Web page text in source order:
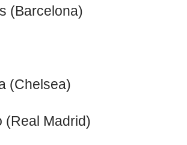
(Barcelona)
(Chelsea)
(Real Madrid)